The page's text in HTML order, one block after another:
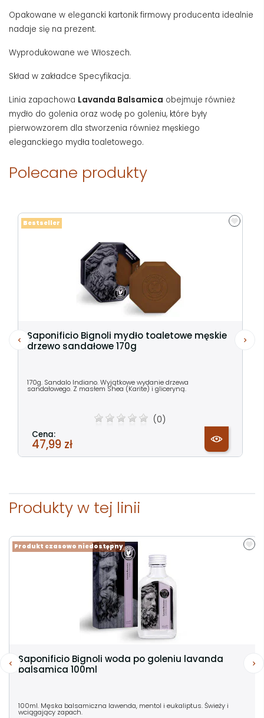
Opakowane w elegancki kartonik firmowy producenta idealnie
nadaje się na prezent.
Wyprodukowane we Włoszech.
Skład w zakładce Specyfikacja.
Linia zapachowa Lavanda Balsamica obejmuje również
mydło do golenia oraz wodę po goleniu, które były
pierwowzorem dla stworzenia również męskiego
eleganckiego mydła toaletowego.
Polecane produkty
Saponificio Bignoli mydło toaletowe męskie
drzewo sandałowe 170g
170g. Sandalo Indiano. Wyjątkowe wydanie drzewa
sandałowego. Z masłem Shea (Karite) i gliceryną.
(0)
Cena:
47,99 zł
Bestseller
Produkty w tej linii
Saponificio Bignoli woda po goleniu lavanda
balsamica 100ml
100ml. Męska balsamiczna lawenda, mentol i eukaliptus. Świeży i
wciągający zapach.
Produkt czasowo niedostępny